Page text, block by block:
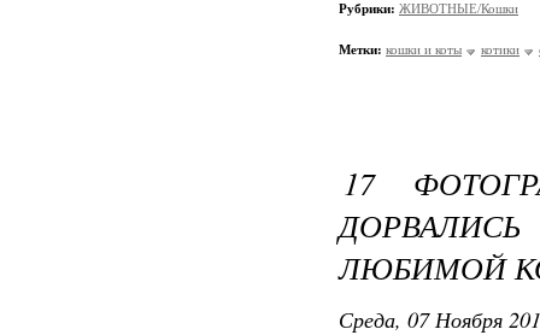
Рубрики: ЖИВОТНЫЕ/Кошки
Метки: кошки и коты котики
17
ЛЮБИМОЙ
Среда, 07 Ноября